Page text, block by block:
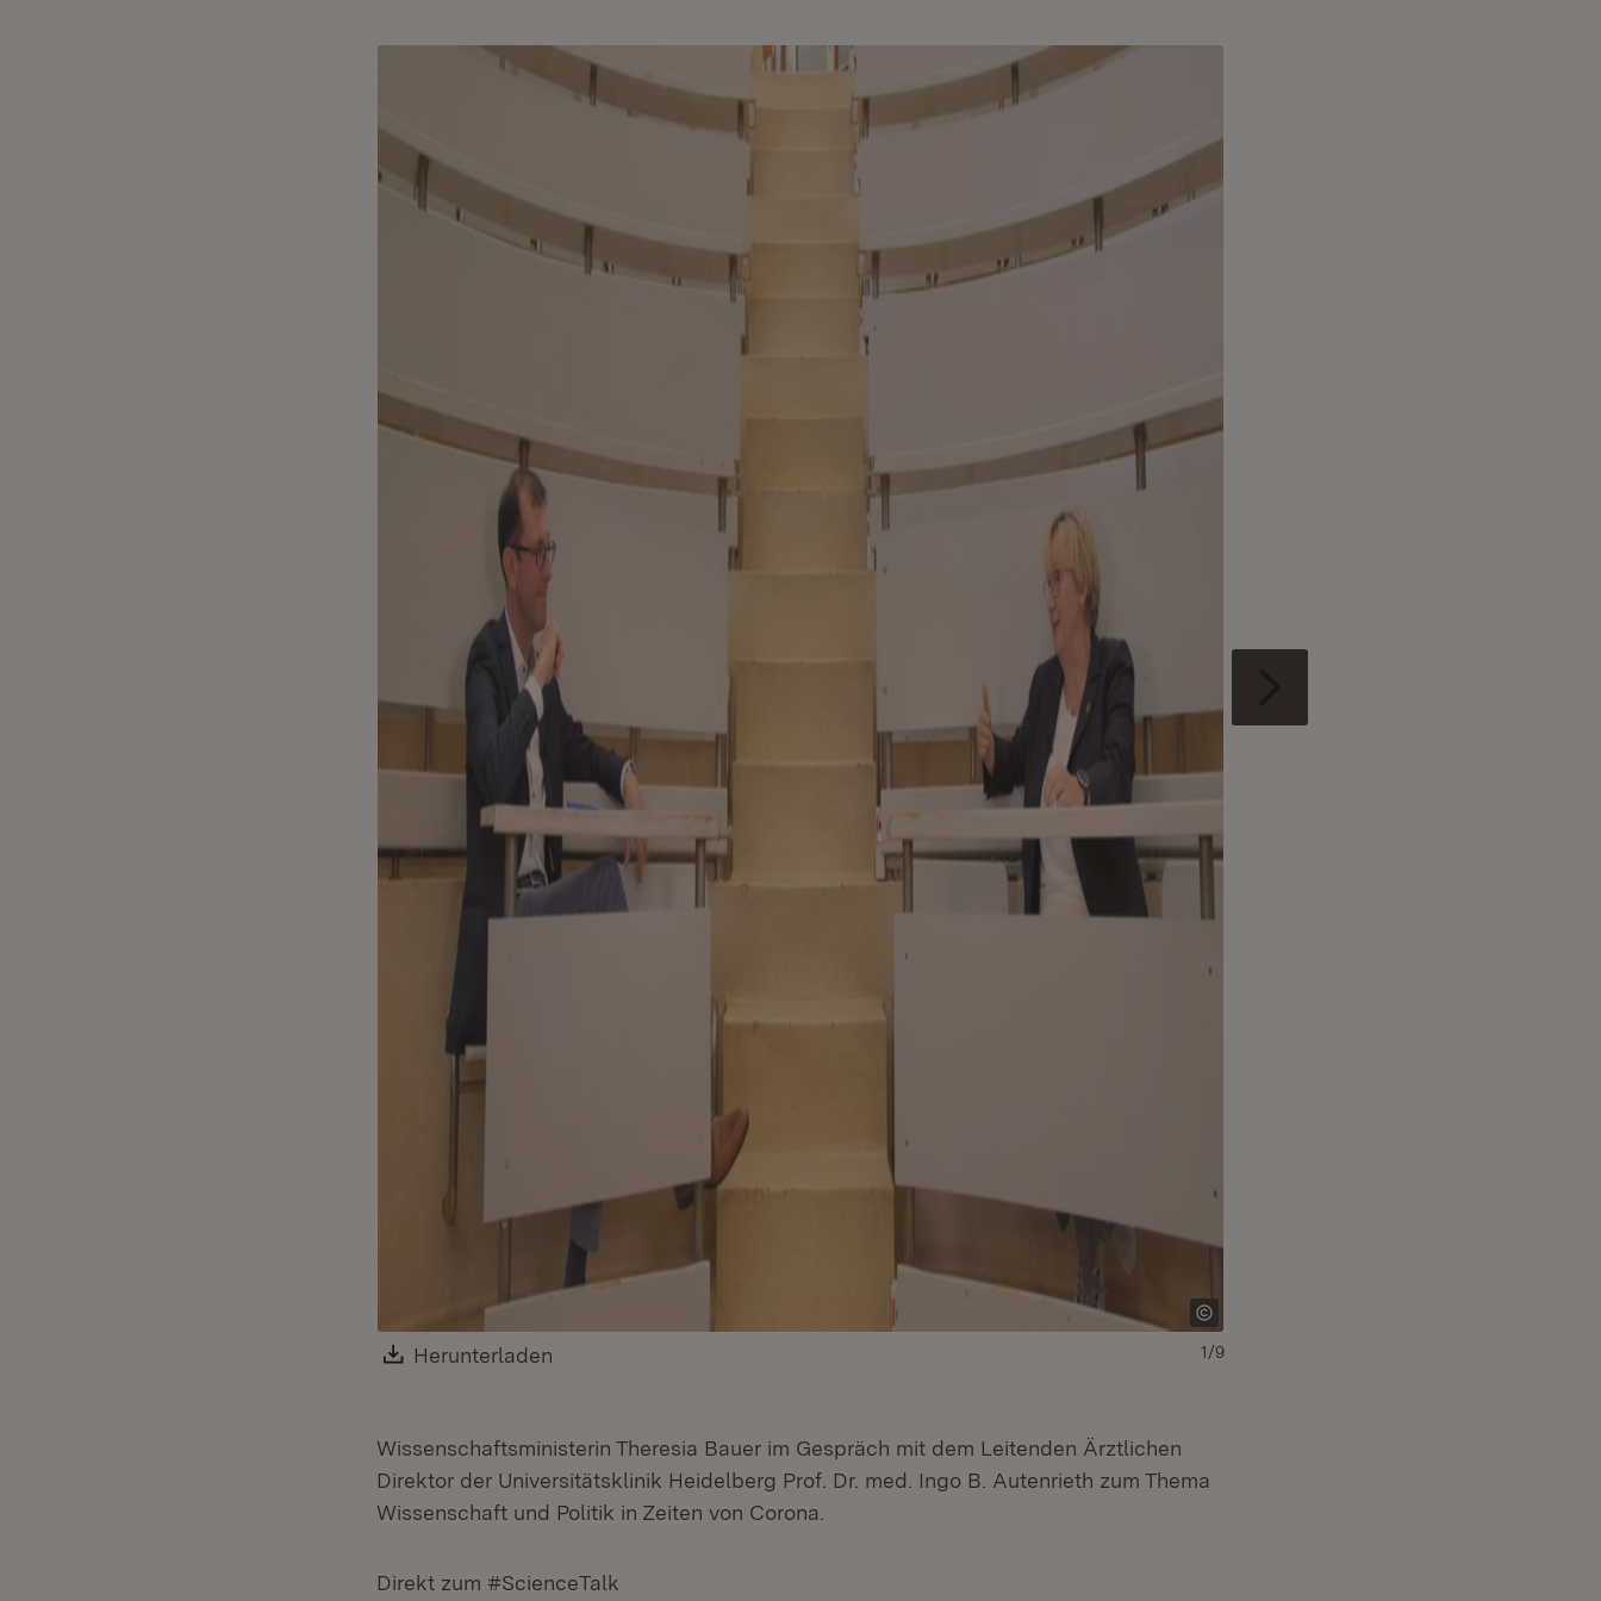
Download:
Herunterladen 1/9
Wissenschaftsministerin Theresia Bauer im Gespräch mit dem Leitenden Ärztlichen
Direktor der Universitätsklinik Heidelberg Prof. Dr. med. Ingo B. Autenrieth zum Thema
Wissenschaft und Politik in Zeiten von Corona.
Direkt zum #ScienceTalk